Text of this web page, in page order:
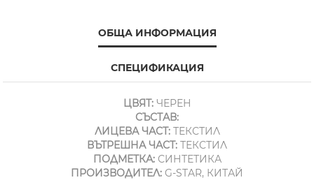
ОБЩА ИНФОРМАЦИЯ
СПЕЦИФИКАЦИЯ
ЦВЯТ:ЧЕРЕН
СЪСТАВ:
ЛИЦЕВА ЧАСТ:ТЕКСТИЛ
ВЪТРЕШНА ЧАСТ: ТЕКСТИЛ
ПОДМЕТКА:СИНТЕТИКА
ПРОИЗВОДИТЕЛ: G-STAR, КИТАЙ